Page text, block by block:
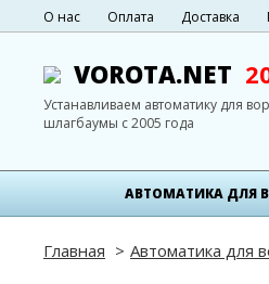
О нас Оплата Доставка
VOROTA.NET
Устанавливаем автоматику для
шлагбаумы с 2005 года
АВТОМАТИКА ДЛЯ
Главная Автоматика для